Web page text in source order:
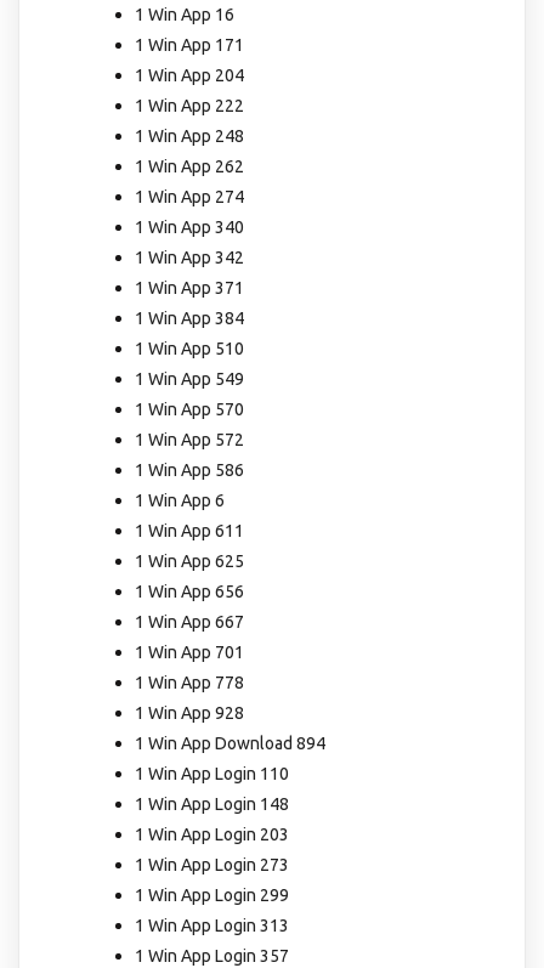
1 Win App 16
1 Win App 171
1 Win App 204
1 Win App 222
1 Win App 248
1 Win App 262
1 Win App 274
1 Win App 340
1 Win App 342
1 Win App 371
1 Win App 384
1 Win App 510
1 Win App 549
1 Win App 570
1 Win App 572
1 Win App 586
1 Win App 6
1 Win App 611
1 Win App 625
1 Win App 656
1 Win App 667
1 Win App 701
1 Win App 778
1 Win App 928
1 Win App Download 894
1 Win App Login 110
1 Win App Login 148
1 Win App Login 203
1 Win App Login 273
1 Win App Login 299
1 Win App Login 313
1 Win App Login 357